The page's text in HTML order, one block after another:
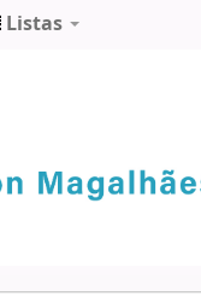
Listas